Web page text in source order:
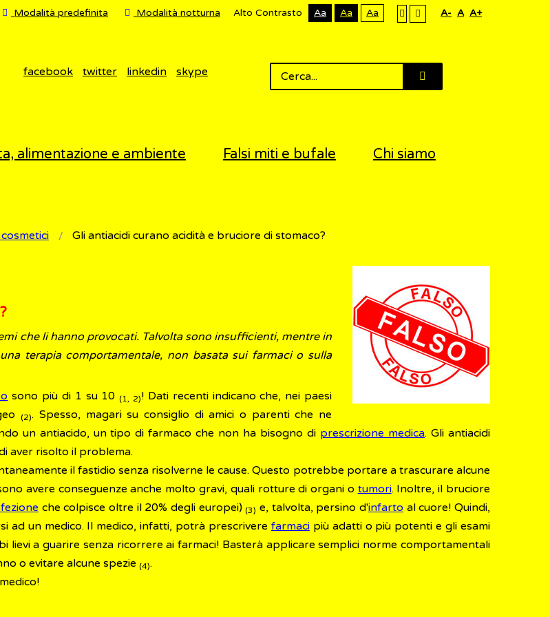
Modalità predefinita Modalità notturna Alto Contrasto Aa Aa Aa A- A A+
facebook twitter linkedin skype
alimentazione e ambiente Falsi miti e bufale Chi siamo
Gli antiacidi curano acidità e bruciore di stomaco?
che li hanno provocati. Talvolta sono insufficienti, mentre in
terapia comportamentale, non basata sui farmaci o sulla
sono più di 1 su 10(1, 2)! Dati recenti indicano che, nei paesi
(2). Spesso, magari su consiglio di amici o parenti che ne
un antiacido, un tipo di farmaco che non ha bisogno di prescrizione medica. Gli antiacidi
aver risolto il problema.
il fastidio senza risolverne le cause. Questo potrebbe portare a trascurare alcune
avere conseguenze anche molto gravi, quali rotture di organi o tumori. Inoltre, il bruciore
che colpisce oltre il 20% degli europei)(3) e, talvolta, persino d'infarto al cuore! Quindi,
ad un medico. Il medico, infatti, potrà prescrivere farmacipiù adatti o più potenti e gli esami
a guarire senza ricorrere ai farmaci! Basterà applicare semplici norme comportamentali
o evitare alcune spezie (4).